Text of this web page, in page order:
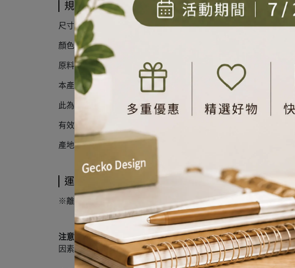
規格說明
尺寸 : W4xH9cm
顏色：原棉色
原料：100%原棉
本產品會含些許天然棉殼
此為正常現象，請安心使用。
有效期限：在正常儲存環境下10年
產地：台灣
運送方式
※離島、偏遠地區、山區 受交通、天候或郵運不便...因素限制，投
注意：購買前請三思並詳讀商品資訊內容。凡因個人因素，列如
因素，而非產品 本身瑕疵問題，恕我司無法配合退貨服務！建議